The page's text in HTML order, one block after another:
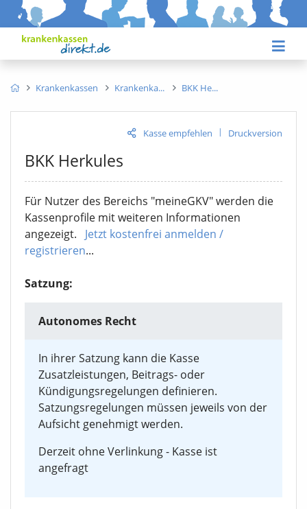
Krankenkassen Krankenka BKK He
Kasse empfehlen | Druckversion
BKK Herkules
Für Nutzer des Bereichs "meineGKV" werden die
Kassenprofile mit weiteren Informationen
angezeigt.
Jetzt kostenfrei anmelden /
registrieren...
Satzung:
Autonomes Recht
In ihrer Satzung kann die Kasse
Zusatzleistungen, Beitrags- oder
Kündigungsregelungen definieren.
Satzungsregelungen müssen jeweils von der
Aufsicht genehmigt werden.
Derzeit ohne Verlinkung - Kasse ist
angefragt